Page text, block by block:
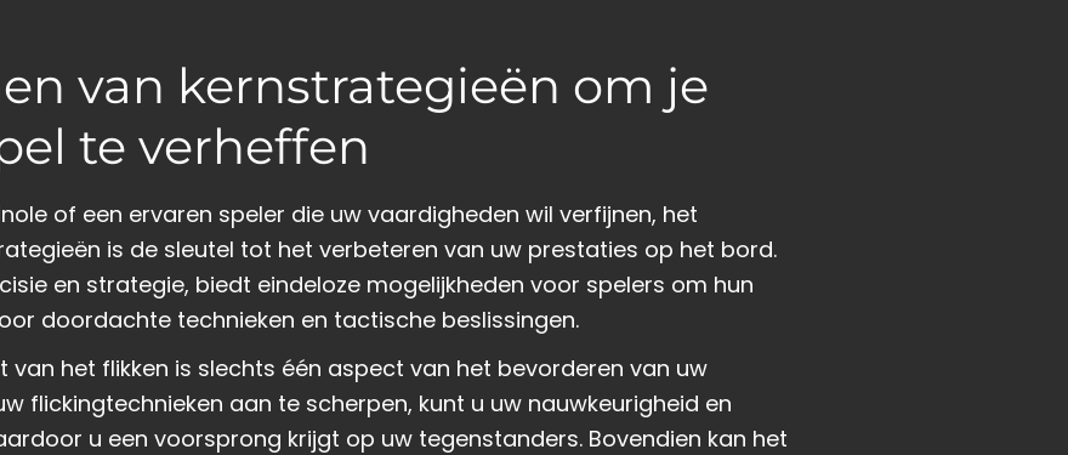
van kernstrategieën om je
te verheffen
of een ervaren speler die uw vaardigheden wil verfijnen, het
is de sleutel tot het verbeteren van uw prestaties op het bord.
en strategie, biedt eindeloze mogelijkheden voor spelers om hun
doordachte technieken en tactische beslissingen.
van het flikken is slechts één aspect van het bevorderen van uw
flickingtechnieken aan te scherpen, kunt u uw nauwkeurigheid en
u een voorsprong krijgt op uw tegenstanders. Bovendien kan het